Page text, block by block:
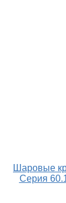
Шаровые
Серия